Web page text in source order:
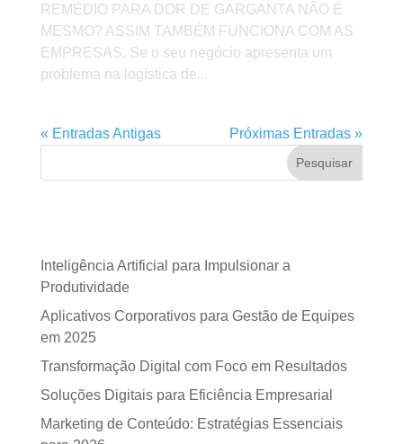
REMÉDIO PARA DOR DE GARGANTA NÃO É
MESMO? ASSIM TAMBÉM FUNCIONA COM AS
EMPRESAS. Se o seu negócio apresenta um
problema na logística de...
« Entradas Antigas Próximas Entradas »
Pesquisar
Inteligência Artificial para Impulsionar a
Produtividade
Aplicativos Corporativos para Gestão de Equipes
em 2025
Transformação Digital com Foco em Resultados
Soluções Digitais para Eficiência Empresarial
Marketing de Conteúdo: Estratégias Essenciais